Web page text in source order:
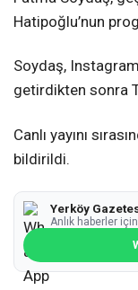
Hatipoğlu’nun
Soydaş,
getirdikten sonra
Canlı yayını
bildirildi.
Yerköy
Anlık haberler